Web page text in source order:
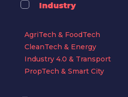
Industry
AgriTech & FoodTech
CleanTech & Energy
Industry 4.0 & Transport
PropTech & Smart City